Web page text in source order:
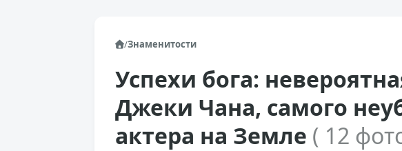
/Знаменитости
Успехи бога:
Джеки Чана, самого
актера на Земле ( 12